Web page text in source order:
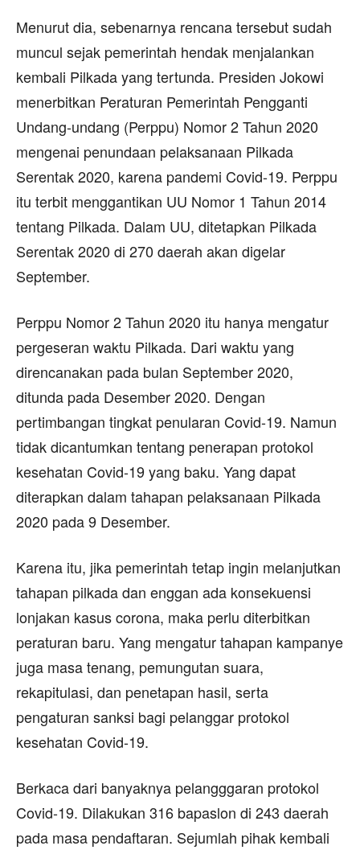
Menurut dia, sebenarnya rencana tersebut sudah
muncul sejak pemerintah hendak menjalankan
kembali Pilkada yang tertunda. Presiden Jokowi
menerbitkan Peraturan Pemerintah Pengganti
Undang-undang (Perppu) Nomor 2 Tahun 2020
mengenai penundaan pelaksanaan Pilkada
Serentak 2020, karena pandemi Covid-19. Perppu
itu terbit menggantikan UU Nomor 1 Tahun 2014
tentang Pilkada. Dalam UU, ditetapkan Pilkada
Serentak 2020 di 270 daerah akan digelar
September.
Perppu Nomor 2 Tahun 2020 itu hanya mengatur
pergeseran waktu Pilkada. Dari waktu yang
direncanakan pada bulan September 2020,
ditunda pada Desember 2020. Dengan
pertimbangan tingkat penularan Covid-19. Namun
tidak dicantumkan tentang penerapan protokol
kesehatan Covid-19 yang baku. Yang dapat
diterapkan dalam tahapan pelaksanaan Pilkada
2020 pada 9 Desember.
Karena itu, jika pemerintah tetap ingin melanjutkan
tahapan pilkada dan enggan ada konsekuensi
lonjakan kasus corona, maka perlu diterbitkan
peraturan baru. Yang mengatur tahapan kampanye
juga masa tenang, pemungutan suara,
rekapitulasi, dan penetapan hasil, serta
pengaturan sanksi bagi pelanggar protokol
kesehatan Covid-19.
Berkaca dari banyaknya pelangggaran protokol
Covid-19. Dilakukan 316 bapaslon di 243 daerah
pada masa pendaftaran. Sejumlah pihak kembali